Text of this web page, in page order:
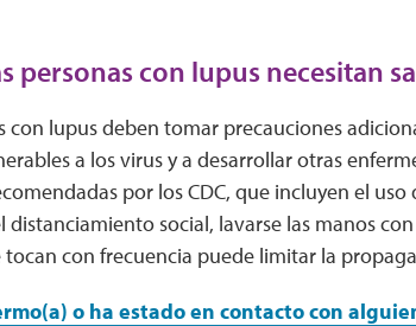
personas con lupus necesitan
con lupus deben tomar precauciones
a los virus y a desarrollar otras
por los CDC, que incluyen el
distanciamiento social, lavarse las manos
tocan con frecuencia puede limitar la
o ha estado en contacto con